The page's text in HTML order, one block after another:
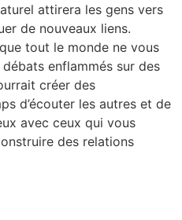
attirera les gens vers
de nouveaux liens.
tout le monde ne vous
enflammés sur des
créer des
d’écouter les autres et de
avec ceux qui vous
des relations